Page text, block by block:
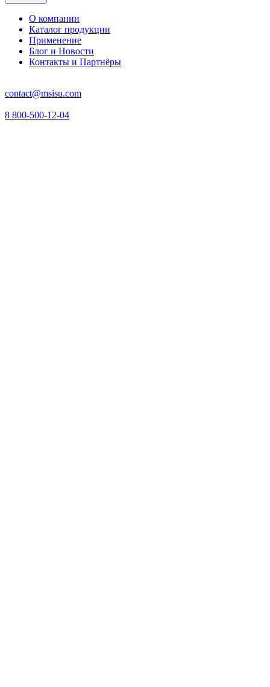
О компании
Каталог продукции
Применение
Блог и Новости
Контакты и Партнёры
contact@msisu.com
8 800-500-12-04